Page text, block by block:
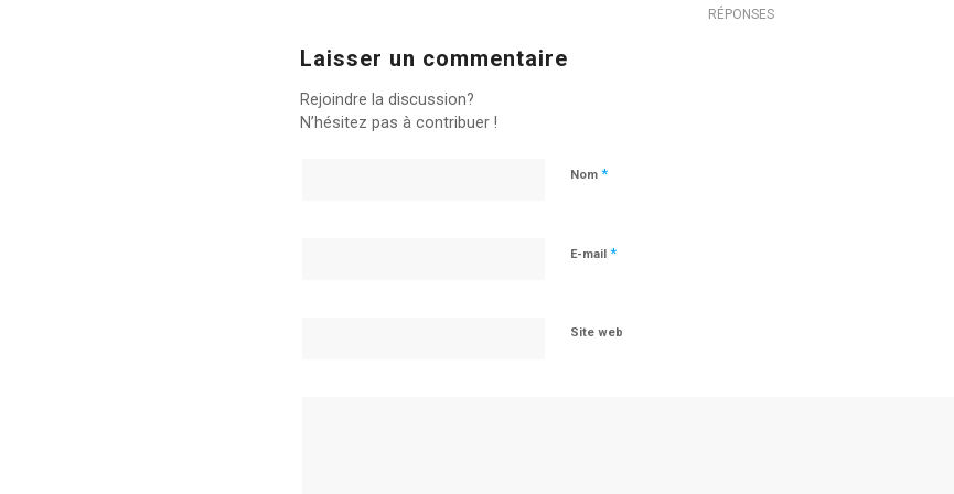
RÉPONSES
Laisser un commentaire
Rejoindre la discussion?
N’hésitez pas à contribuer !
Nom *
E-mail *
Site web